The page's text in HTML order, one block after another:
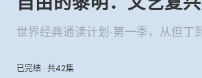
世界经典通读计划·第一季，从但丁
已完结 · 共42集